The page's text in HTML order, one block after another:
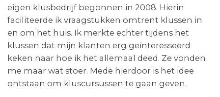
eigen klusbedrijf begonnen in 2008. Hierin
faciliteerde ik vraagstukken omtrent klussen in
en om het huis. Ik merkte echter tijdens het
klussen dat mijn klanten erg geïnteresseerd
keken naar hoe ik het allemaal deed. Ze vonden
me maar wat stoer. Mede hierdoor is het idee
ontstaan om kluscursussen te gaan geven.